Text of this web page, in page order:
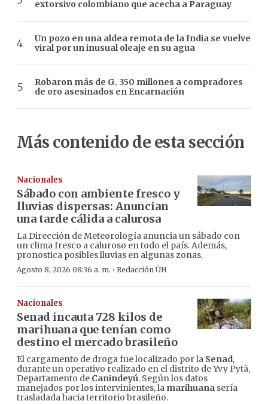
extorsivo colombiano que acecha a Paraguay
Un pozo en una aldea remota de la India se vuelve
viral por un inusual oleaje en su agua
Robaron más de G. 350 millones a compradores
de oro asesinados en Encarnación
Más contenido de esta sección
Nacionales
Sábado con ambiente fresco y
lluvias dispersas: Anuncian
una tarde cálida a calurosa
La Dirección de Meteorología anuncia un sábado con
un clima fresco a caluroso en todo el país. Además,
pronostica posibles lluvias en algunas zonas.
Agosto 8, 2026 08:36 a. m. · Redacción ÚH
Nacionales
Senad incauta 728 kilos de
marihuana que tenían como
destino el mercado brasileño
El cargamento de droga fue localizado por la Senad,
durante un operativo realizado en el distrito de Yvy Pytã,
Departamento de Canindeyú. Según los datos
manejados por los intervinientes, la marihuana sería
trasladada hacia territorio brasileño.